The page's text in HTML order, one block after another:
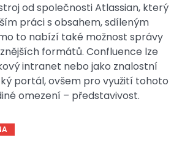
od společnosti Atlassian, který
práci s obsahem, sdíleným
to nabízí také možnost správy
formátů. Confluence lze
intranet nebo jako znalostní
portál, ovšem pro využití tohoto
omezení – představivost.